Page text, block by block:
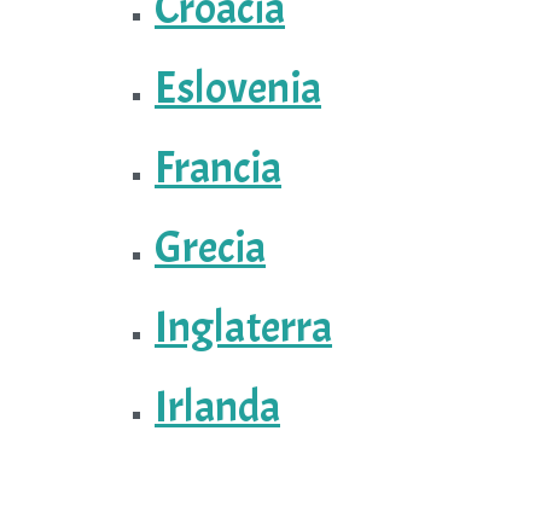
Eslovenia
Francia
Grecia
Inglaterra
Irlanda